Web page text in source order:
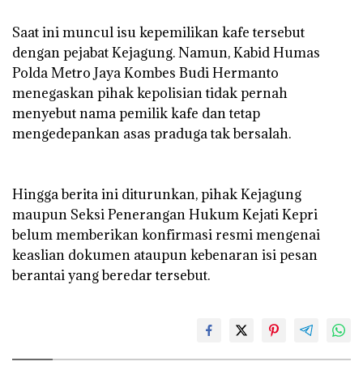
‎Saat ini muncul isu kepemilikan kafe tersebut
dengan pejabat Kejagung. Namun, Kabid Humas
Polda Metro Jaya Kombes Budi Hermanto
menegaskan pihak kepolisian tidak pernah
menyebut nama pemilik kafe dan tetap
mengedepankan asas praduga tak bersalah.
‎Hingga berita ini diturunkan, pihak Kejagung
maupun Seksi Penerangan Hukum Kejati Kepri
belum memberikan konfirmasi resmi mengenai
keaslian dokumen ataupun kebenaran isi pesan
berantai yang beredar tersebut.